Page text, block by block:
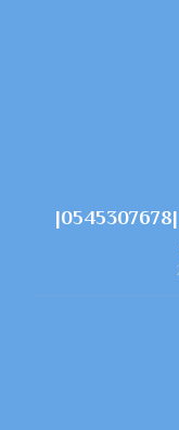
شركة تنظيف فلل في العين |0545307678|